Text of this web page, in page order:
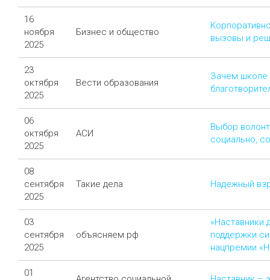
16
ноября
2025
Бизнес и общество
вызовы и
23
октября
2025
Вести образования
Зачем школе
06
октября
2025
АСИ
Выбор
социально,
08
сентября
2025
Такие дела Надежный
03
сентября
2025
объясняем.рф
«Наставники
поддержки
нацпремии
01